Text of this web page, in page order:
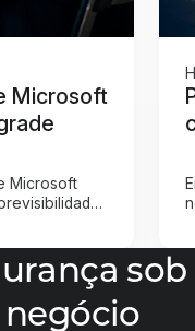
Microsoft
Microsoft
negócio